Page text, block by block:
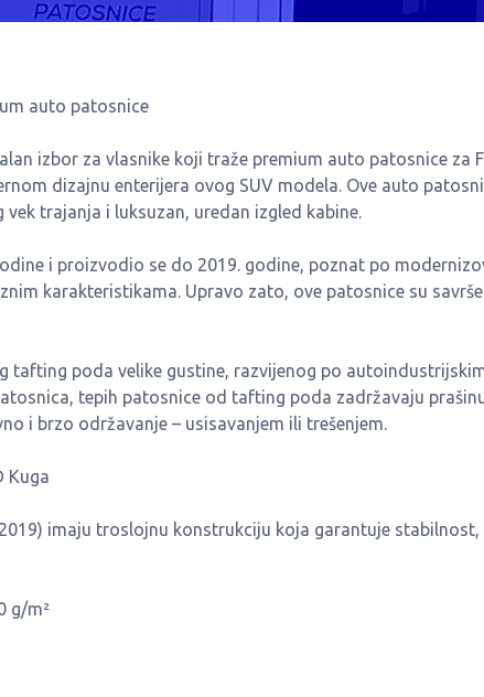
auto patosnice
izbor za vlasnike koji traže premium auto patosnice za
dizajnu enterijera ovog SUV modela. Ove auto
trajanja i luksuzan, uredan izgled kabine.
i proizvodio se do 2019. godine, poznat po
karakteristikama. Upravo zato, ove patosnice su
tafting poda velike gustine, razvijenog po
tepih patosnice od tafting poda zadržavaju
i brzo održavanje – usisavanjem ili trešenjem.
Kuga
imaju troslojnu konstrukciju koja garantuje stabilnost,
g/m²